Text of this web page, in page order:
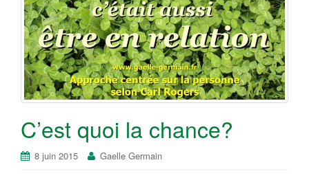
a
t
i
o
n
C’est quoi la chance?
8 juin 2015 Gaelle Germain